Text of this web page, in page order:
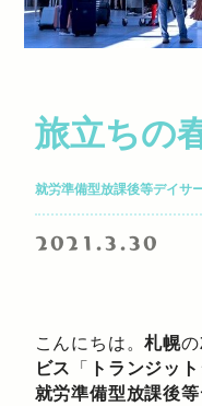
旅立ちの
就労準備型放課後等デイ
2021.3.30
こんにちは。札幌の
ビス 「 トランジッ
就労準備型放課後